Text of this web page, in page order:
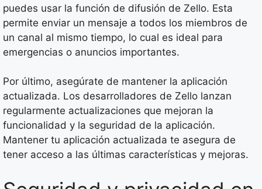
puedes usar la función de difusión de Zello. Esta
permite enviar un mensaje a todos los miembros de
un canal al mismo tiempo, lo cual es ideal para
emergencias o anuncios importantes.
Por último, asegúrate de mantener la aplicación
actualizada. Los desarrolladores de Zello lanzan
regularmente actualizaciones que mejoran la
funcionalidad y la seguridad de la aplicación.
Mantener tu aplicación actualizada te asegura de
tener acceso a las últimas características y mejoras.